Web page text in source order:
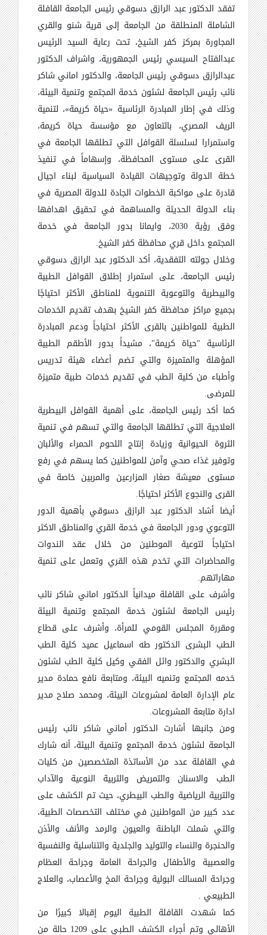
تفقد الدكتور عبد الرازق دسوقي رئيس الجامعة القافلة
الشاملة المنطلقة من الجامعة إلى قرية شنو والقري
المجاورة بمركز كفر الشيخ، تحت رعاية السيد الرئيس
عبدالفتاح السيسي رئيس الجمهورية، واشراف الدكتور
عبدالرازق دسوقي رئيس الجامعة، والدكتور اماني شاكر
نائب رئيس الجامعة لشئون خدمة المجتمع وتنمية البيئة،
وذلك في إطار المبادرة الرئاسية «حياة كريمة»، لتنمية
الريف المصري، بالتعاون مع مؤسسة حياة كريمة،
واستمرارا لسلسلة القوافل التي تطلقها الجامعة في
القرى على مستوى المحافظة، وإسهاماً في تنفيذ
خطة الدولة وتوجيهات القيادة السياسية لبناء اجيال
قادرة على مواكبة الخطوات الجادة للدولة المصرية في
بناء الدولة الحديثة والمساهمة في تحقيق اهدافها
وفق رؤية 2030، وايمانا بدور الجامعة في خدمة
المجتمع داخل قري محافظة كفر الشيخ.
وخلال جولته التفقدية، أكد الدكتور عبد الرازق دسوقي
رئيس الجامعة، على استمرار إطلاق القوافل الطبية
والبيطرية والتوعوية التنموية للمناطق الأكثر احتياجًا
بجميع مراكز محافظة كفر الشيخ بهدف تقديم الخدمات
الطبية للمواطنين بالقرى الأكثر احتياجاً ودعم المبادرة
الرئاسية "حياة كريمة"، مشيداً بدور الأطقم الطبية
المؤهلة والمتميزة والتي تضم أعضاء هيئة تدريس
وأطباء من كلية الطب في تقديم خدمات طبية متميزة
للمرضى.
كما أكد رئيس الجامعة، على أهمية القوافل البيطرية
العلاجية التي تطلقها الجامعة والتي تسهم في تنمية
الثروة الحيوانية وزيادة إنتاج اللحوم الحمراء والألبان
وتوفير غذاء صحي وآمن للمواطنين كما يسهم في رفع
مستوى معيشة صغار المزارعين والمربين خاصة في
القرى والنجوع الأكثر احتياجًا.
أيضا أشاد الدكتور عبد الرازق دسوقي بأهمية الدور
التوعوي ودور الجامعة في خدمة القري والمناطق الاكثر
احتياجاً لتوعية الموطنين من خلال عقد الندوات
والمحاضرات التي تخدم هذه القري وتعمل على تنمية
مهاراتهم.
وأشرف على القافلة ميدانياً الدكتور اماني شاكر نائب
رئيس الجامعة لشئون خدمة المجتمع وتنمية البيئة
ومقررة المجلس القومي للمرأة، وأشرف على قطاع
الطب البشرى الدكتور طه اسماعيل عميد كلية الطب
البشري والدكتور وائل الفقي وكيل كلية الطب لشئون
خدمه المجتمع وتنميه البيئة، ومتابعة نافع حمادة مدير
عام الإدارة العامة لمشروعات البيئة، ومحمد صلاح مدير
ادارة متابعة المشروعات.
ومن جانبها أشارت الدكتور أماني شاكر نائب رئيس
الجامعة لشئون خدمة المجتمع وتنمية البيئة، أنه شارك
في القافلة عدد من الأساتذة المتخصصين من كليات
الطب والاسنان والتمريض والتربية النوعية والآداب
والتربية الرياضية والطب البيطري، حيث تم الكشف على
عدد كبير من المواطنين في مختلف التخصصات الطبية،
والتي شملت الباطنة والعيون والرمد والأنف والأذن
والحنجرة والنساء والتوليد والجلدية والتناسلية والنفسية
والعصبية والأطفال والجراحة العامة وجراحة العظام
وجراحة المسالك البولية وجراحة المخ والأعصاب، والعلاج
الطبيعي .
كما شهدت القافلة الطبية اليوم إقبالا كبيرًا من
الأهالي وتم أجراء الكشف الطبي على 1209 حالة من